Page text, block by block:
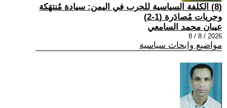
(8) الكلفة السياسية للحرب في اليمن: سيادة مُنتهَكة
وحريات مُصادَرة (1-2)
عيبان محمد السامعي
2026 / 8 / 8
مواضيع وابحاث سياسية